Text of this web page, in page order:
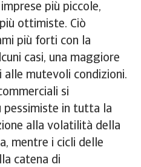
più piccole,
ottimiste. Ciò
più forti con la
casi, una maggiore
mutevoli condizioni.
si
pessimiste in tutta la
alla volatilità della
mentre i cicli delle
catena di